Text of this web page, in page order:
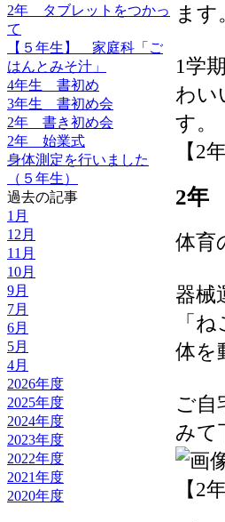
2年 タブレットをつかっ
て
【５年生】 家庭科「ご
はんとみそ汁」
4年生 書初め
3年生 書初め会
2年 書き初め会
2年 始業式
身体測定を行いました
（５年生）
過去の記事
1月
12月
11月
10月
9月
7月
6月
5月
4月
2026年度
2025年度
2024年度
2023年度
2022年度
2021年度
2020年度
ます
1学
わい
す。
【2
2年
体育
器械
「
体を
ご自
みて
【2